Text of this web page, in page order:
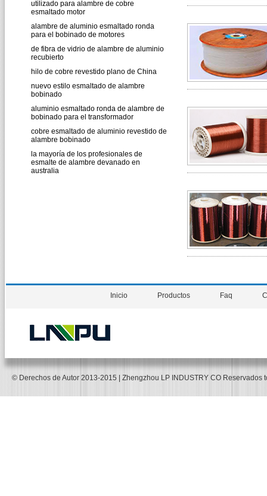
utilizado para alambre de cobre
esmaltado motor
alambre de aluminio esmaltado ronda
para el bobinado de motores
de fibra de vidrio de alambre de aluminio
recubierto
hilo de cobre revestido plano de China
nuevo estilo esmaltado de alambre
bobinado
aluminio esmaltado ronda de alambre de
bobinado para el transformador
cobre esmaltado de aluminio revestido de
alambre bobinado
la mayoría de los profesionales de
esmalte de alambre devanado en
australia
Inicio Productos Faq
© Derechos de Autor 2013-2015 | Zhengzhou LP INDUSTRY CO